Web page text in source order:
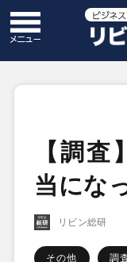
【調
当にな
リビン総研
その他 調